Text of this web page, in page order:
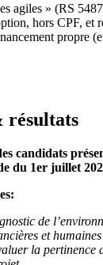
agiles » (RS
hors CPF, et
propre
résultats
candidats
du 1er juillet
de
et
la pertinence